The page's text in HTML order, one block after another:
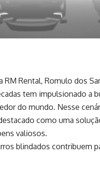
RM Rental, Romulo dos
tem impulsionado a
do mundo. Nesse
como uma
valiosos.
blindados contribuem